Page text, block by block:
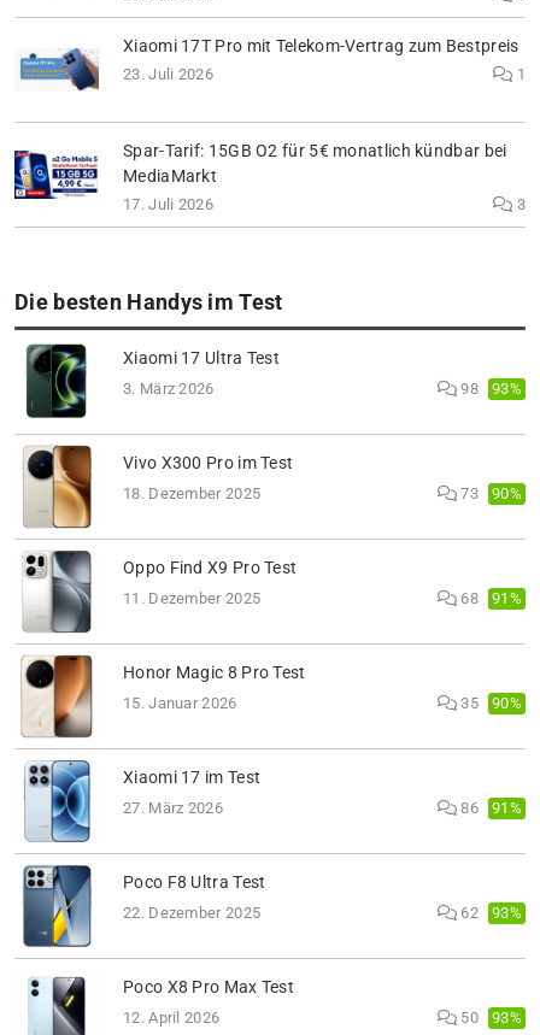
Xiaomi 17T Pro mit Telekom-Vertrag zum Bestpreis
23. Juli 2026 1
Spar-Tarif: 15GB O2 für 5€ monatlich kündbar bei
MediaMarkt
17. Juli 2026 3
Die besten Handys im Test
Xiaomi 17 Ultra Test
3. März 2026 98 93%
Vivo X300 Pro im Test
18. Dezember 2025 73 90%
Oppo Find X9 Pro Test
11. Dezember 2025 68 91%
Honor Magic 8 Pro Test
15. Januar 2026 35 90%
Xiaomi 17 im Test
27. März 2026 86 91%
Poco F8 Ultra Test
22. Dezember 2025 62 93%
Poco X8 Pro Max Test
12. April 2026 50 93%